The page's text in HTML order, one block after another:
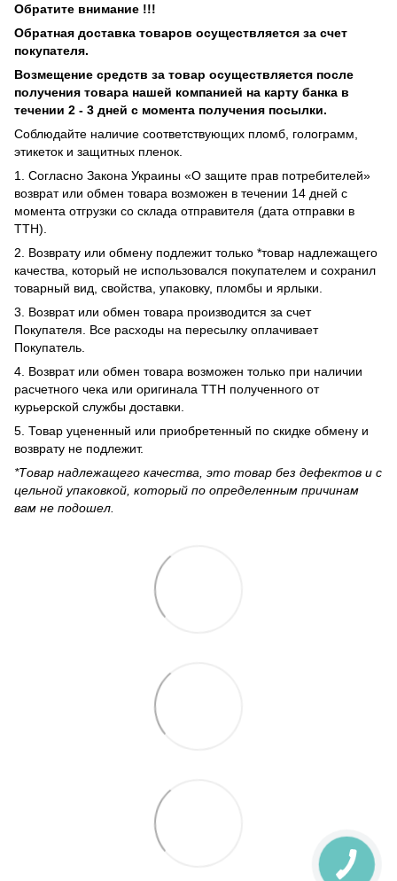
Обратите внимание !!!
Обратная доставка товаров осуществляется за счет
покупателя.
Возмещение средств за товар осуществляется после
получения товара нашей компанией на карту банка в
течении 2 - 3 дней с момента получения посылки.
Соблюдайте наличие соответствующих пломб, голограмм,
этикеток и защитных пленок.
1. Согласно Закона Украины «О защите прав потребителей»
возврат или обмен товара возможен в течении 14 дней с
момента отгрузки со склада отправителя (дата отправки в
ТТН).
2. Возврату или обмену подлежит только *товар надлежащего
качества, который не использовался покупателем и сохранил
товарный вид, свойства, упаковку, пломбы и ярлыки.
3. Возврат или обмен товара производится за счет
Покупателя. Все расходы на пересылку оплачивает
Покупатель.
4. Возврат или обмен товара возможен только при наличии
расчетного чека или оригинала ТТН полученного от
курьерской службы доставки.
5. Товар уцененный или приобретенный по скидке обмену и
возврату не подлежит.
*Товар надлежащего качества, это товар без дефектов и с
цельной упаковкой, который по определенным причинам
вам не подошел.